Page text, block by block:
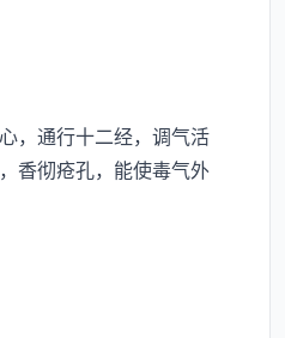
通行十二经，调气活
香彻疮孔，能使毒气外